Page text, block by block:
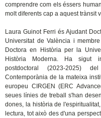
comprendre com els éssers
molt diferents cap a aquest trànsit
Laura Guinot Ferri és Ajudant
Universitat de València i
Doctora en Història per la
Història Moderna. Ha sigut
postdoctoral (2023-2025)
Contemporània de la mateixa
europeu CIRGEN (ERC
seues línies de treball s'han
dones, la història de
lectura, tot això des d'una